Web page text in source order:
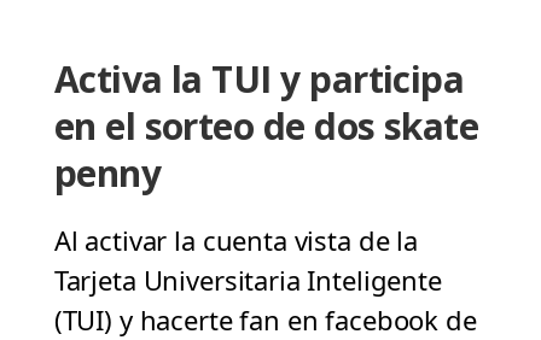
Activa la TUI y participa
en el sorteo de dos skate
penny
Al activar la cuenta vista de la
Tarjeta Universitaria Inteligente
(TUI) y hacerte fan en facebook de